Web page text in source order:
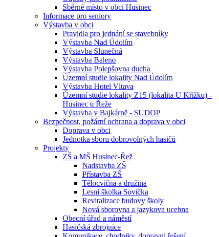
Sběrné místo v obci Husinec
Informace pro seniory
Výstavba v obci
Pravidla pro jednání se stavebníky
Výstavba Nad Údolím
Výstavba Slunečná
Výstavba Baleno
Výstavba Polepšovna ducha
Územní studie lokality Nad Údolím
Výstavba Hotel Vltava
Územní studie lokality Z15 (lokalita U Křížku) -
Husinec u Řeže
Výstavba v Bajkárně - SUDOP
Bezpečnost, požární ochrana a doprava v obci
Doprava v obci
Jednotka sboru dobrovolných hasičů
Projekty
ZŠ a MŠ Husinec-Řež
Nadstavba ZŠ
Přístavba ZŠ
Tělocvična a družina
Lesní školka Sovička
Revitalizace budovy školy
Nová sborovna a jazykova ucebna
Obecní úřad a náměstí
Hasičská zbrojnice